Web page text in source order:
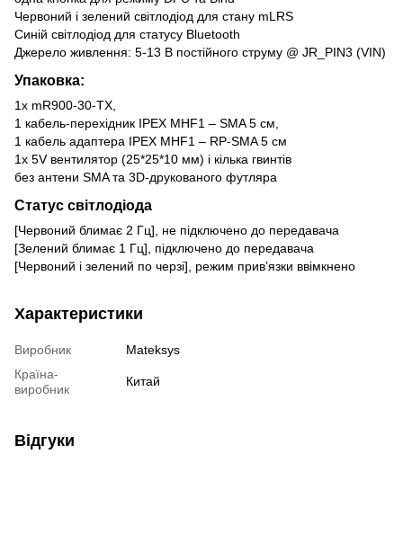
Червоний і зелений світлодіод для стану mLRS
Синій світлодіод для статусу Bluetooth
Джерело живлення: 5-13 В постійного струму @ JR_PIN3 (VIN)
Упаковка:
1x mR900-30-TX,
1 кабель-перехідник IPEX MHF1 – SMA 5 см,
1 кабель адаптера IPEX MHF1 – RP-SMA 5 см
1x 5V вентилятор (25*25*10 мм) і кілька гвинтів
без антени SMA та 3D-друкованого футляра
Статус світлодіода
[Червоний блимає 2 Гц], не підключено до передавача
[Зелений блимає 1 Гц], підключено до передавача
[Червоний і зелений по черзі], режим прив’язки ввімкнено
Характеристики
Виробник
Mateksys
Країна-
виробник
Китай
Відгуки